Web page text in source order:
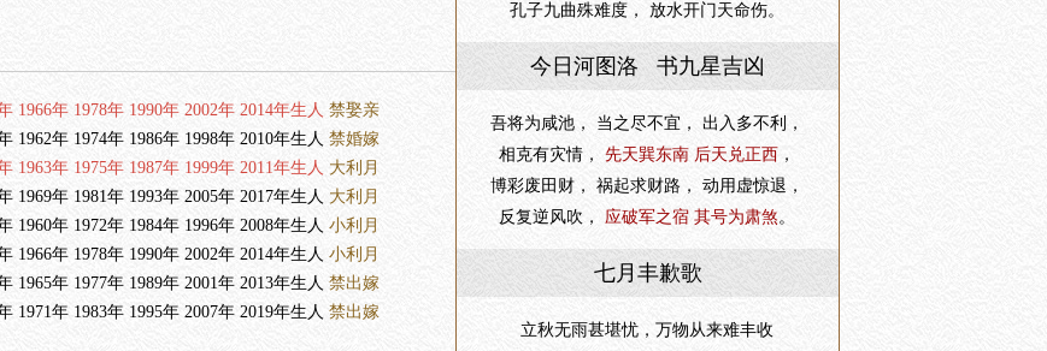
1966年 1978年 1990年 2002年 2014年生人 禁娶亲
1962年 1974年 1986年 1998年 2010年生人 禁婚嫁
1963年 1975年 1987年 1999年 2011年生人 大利月
1969年 1981年 1993年 2005年 2017年生人 大利月
1960年 1972年 1984年 1996年 2008年生人 小利月
1966年 1978年 1990年 2002年 2014年生人 小利月
1965年 1977年 1989年 2001年 2013年生人 禁出嫁
1971年 1983年 1995年 2007年 2019年生人 禁出嫁
孔子九曲殊难度， 放水开门天命伤。
今日河图洛 书九星吉凶
吾将为咸池， 当之尽不宜， 出入多不利，
相克有灾情，先天巽东南 后天兑正西 ，
博彩废田财， 祸起求财路， 动用虚惊退，
反复逆风吹，应破军之宿 其号为肃煞。
七月丰歉歌
立秋无雨甚堪忧，万物从来难丰收